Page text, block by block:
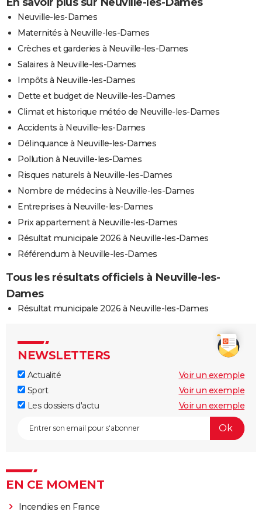
Neuville-les-Dames
Maternités à Neuville-les-Dames
Crèches et garderies à Neuville-les-Dames
Salaires à Neuville-les-Dames
Impôts à Neuville-les-Dames
Dette et budget de Neuville-les-Dames
Climat et historique météo de Neuville-les-Dames
Accidents à Neuville-les-Dames
Délinquance à Neuville-les-Dames
Pollution à Neuville-les-Dames
Risques naturels à Neuville-les-Dames
Nombre de médecins à Neuville-les-Dames
Entreprises à Neuville-les-Dames
Prix appartement à Neuville-les-Dames
Résultat municipale 2026 à Neuville-les-Dames
Référendum à Neuville-les-Dames
Tous les résultats officiels à Neuville-les-
Dames
Résultat municipale 2026 à Neuville-les-Dames
NEWSLETTERS
Actualité
Voir un exemple
Sport
Voir un exemple
Les dossiers d'actu
Voir un exemple
EN CE MOMENT
Incendies en France